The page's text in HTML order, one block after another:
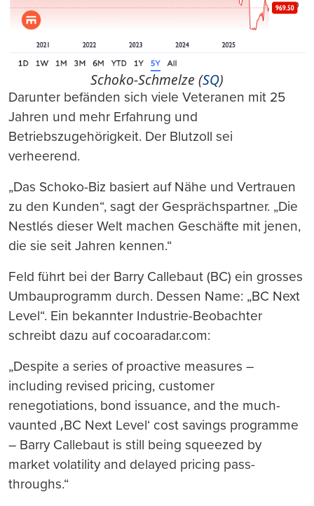
Schoko-Schmelze (SQ)
Darunter befänden sich viele Veteranen mit 25
Jahren und mehr Erfahrung und
Betriebszugehörigkeit. Der Blutzoll sei
verheerend.
„Das Schoko-Biz basiert auf Nähe und Vertrauen
zu den Kunden“, sagt der Gesprächspartner. „Die
Nestlés dieser Welt machen Geschäfte mit jenen,
die sie seit Jahren kennen.“
Feld führt bei der Barry Callebaut (BC) ein grosses
Umbauprogramm durch. Dessen Name: „BC Next
Level“. Ein bekannter Industrie-Beobachter
schreibt dazu auf cocoaradar.com:
„Despite a series of proactive measures –
including revised pricing, customer
renegotiations, bond issuance, and the much-
vaunted ‚BC Next Level‘ cost savings programme
– Barry Callebaut is still being squeezed by
market volatility and delayed pricing pass-
throughs.“